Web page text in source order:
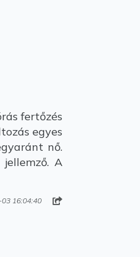
fertőzés
egyes
nő.
A
16:04:40